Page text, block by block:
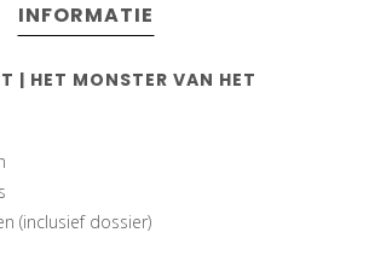
INFORMATIE
| HET MONSTER VAN HET
(inclusief dossier)